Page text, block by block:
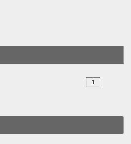
1